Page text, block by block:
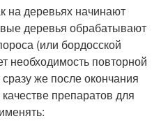
на деревьях начинают
деревья обрабатывают
(или бордосской
необходимость повторной
же после окончания
препаратов для